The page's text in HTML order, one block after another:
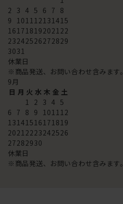
2 3 4 5 6 7 8
9 101112131415
16171819202122
23242526272829
3031
休業日
※商品発送、お問い合わせ含みます。
9月
日 月 火 水 木 金 土
1 2 3 4 5
6 7 8 9 101112
13141516171819
20212223242526
27282930
休業日
※商品発送、お問い合わせ含みます。